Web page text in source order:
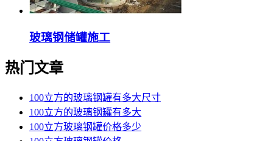
玻璃钢储罐施工
热门文章
100立方的玻璃钢罐有多大尺寸
100立方的玻璃钢罐有多大
100立方玻璃钢罐价格多少